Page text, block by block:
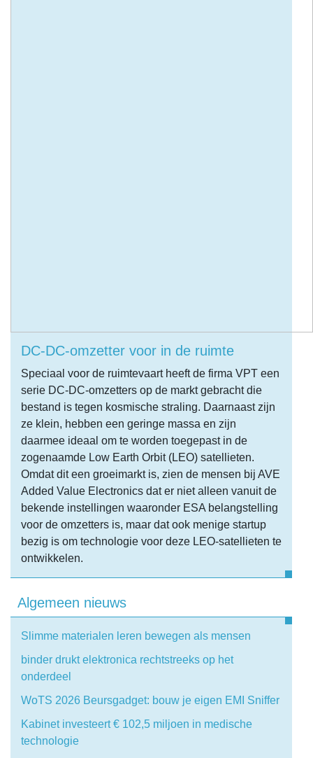
DC-DC-omzetter voor in de ruimte
Speciaal voor de ruimtevaart heeft de firma VPT een
serie DC-DC-omzetters op de markt gebracht die
bestand is tegen kosmische straling. Daarnaast zijn
ze klein, hebben een geringe massa en zijn
daarmee ideaal om te worden toegepast in de
zogenaamde Low Earth Orbit (LEO) satellieten.
Omdat dit een groeimarkt is, zien de mensen bij AVE
Added Value Electronics dat er niet alleen vanuit de
bekende instellingen waaronder ESA belangstelling
voor de omzetters is, maar dat ook menige startup
bezig is om technologie voor deze LEO-satellieten te
ontwikkelen.
Algemeen nieuws
Slimme materialen leren bewegen als mensen
binder drukt elektronica rechtstreeks op het
onderdeel
WoTS 2026 Beursgadget: bouw je eigen EMI Sniffer
Kabinet investeert € 102,5 miljoen in medische
technologie